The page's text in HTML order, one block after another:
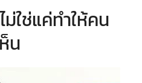
ใช่แค่ทำให้คน
น